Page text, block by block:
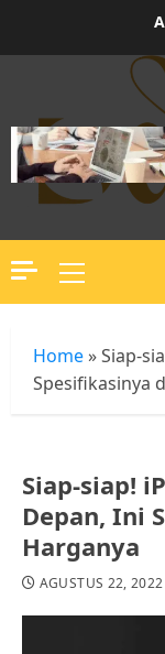
Primary
Menu
Home »Siap-
Spesifikasinya
Siap-siap!
Depan, Ini
Harganya
AGUSTUS 22, 2022